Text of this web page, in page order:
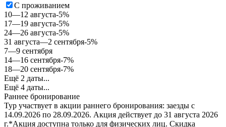
С проживанием
10—12 августа-5%
17—19 августа-5%
24—26 августа-5%
31 августа—2 сентября-5%
7—9 сентября
14—16 сентября-7%
18—20 сентября-7%
Ещё 2 даты...
Ещё 4 даты...
Раннее бронирование
Тур участвует в акции раннего бронирования: заезды с
14.09.2026 по 28.09.2026. Акция действует до 31 августа 2026
г.*Акция доступна только для физических лиц. Скидка